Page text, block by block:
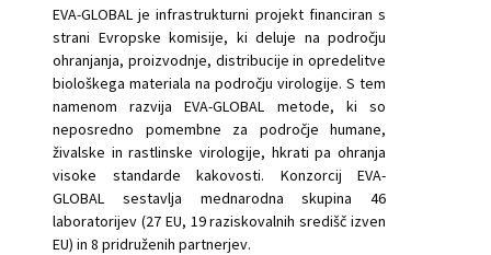
EVA-GLOBAL je infrastrukturni projekt financiran s
strani Evropske komisije, ki deluje na področju
ohranjanja, proizvodnje, distribucije in opredelitve
biološkega materiala na področju virologije. S tem
namenom razvija EVA-GLOBAL metode, ki so
neposredno pomembne za področje humane,
živalske in rastlinske virologije, hkrati pa ohranja
visoke standarde kakovosti. Konzorcij EVA-
GLOBAL sestavlja mednarodna skupina 46
laboratorijev (27 EU, 19 raziskovalnih središč izven
EU) in 8 pridruženih partnerjev.